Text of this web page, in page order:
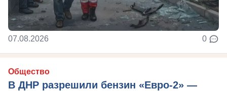
07.08.2026 0
Общество
В ДНР разрешили бензин «Евро-2» —